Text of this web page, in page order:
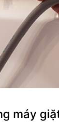
máy